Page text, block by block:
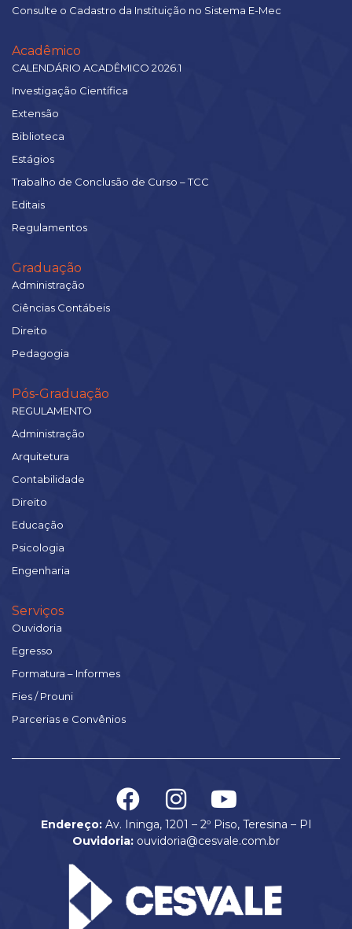
Consulte o Cadastro da Instituição no Sistema E-Mec
Acadêmico
CALENDÁRIO ACADÊMICO 2026.1
Investigação Científica
Extensão
Biblioteca
Estágios
Trabalho de Conclusão de Curso – TCC
Editais
Regulamentos
Graduação
Administração
Ciências Contábeis
Direito
Pedagogia
Pós-Graduação
REGULAMENTO
Administração
Arquitetura
Contabilidade
Direito
Educação
Psicologia
Engenharia
Serviços
Ouvidoria
Egresso
Formatura – Informes
Fies / Prouni
Parcerias e Convênios
Endereço:Av. Ininga, 1201 – 2º Piso, Teresina – PI
Ouvidoria: ouvidoria@cesvale.com.br